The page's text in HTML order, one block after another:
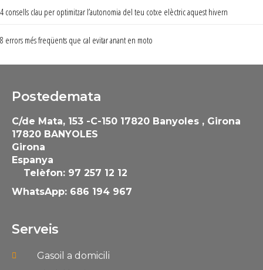
4 consells clau per optimitzar l’autonomia del teu cotxe elèctric aquest hivern
8 errors més freqüents que cal evitar anant en moto
Postedemata
C/de Mata, 153 -C-150 17820 Banyoles , Girona
17820 BANYOLES
Girona
Espanya
Telèfon: 97 257 12 12
WhatsApp: 686 194 967
Serveis
Gasoil a domicili